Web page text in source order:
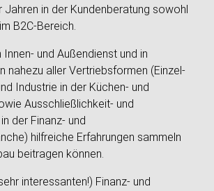
Jahren in der Kundenberatung sowohl
B2C-Bereich.
und Außendienst und in
nahezu aller Vertriebsformen (Einzel-
Industrie in der Küchen- und
Ausschließlichkeit- und
der Finanz- und
hilfreiche Erfahrungen sammeln
beitragen können.
interessanten!) Finanz- und